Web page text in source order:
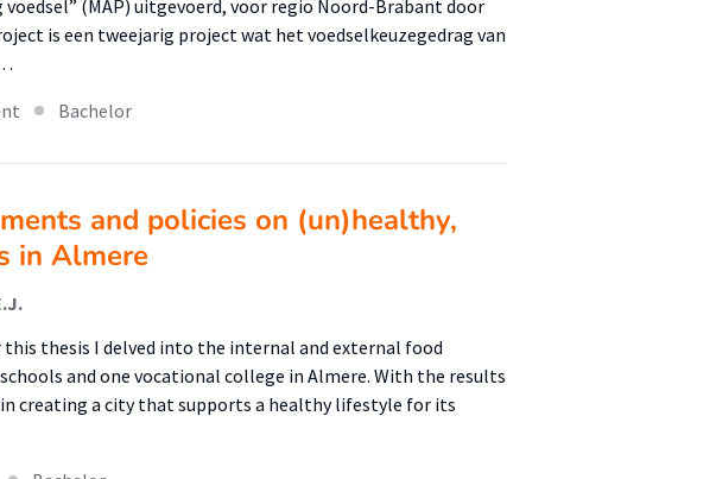
(MAP) uitgevoerd, voor regio Noord-Brabant door
is een tweejarig project wat het voedselkeuzegedrag van
Bachelor
and policies on (un)healthy,
in Almere
this thesis I delved into the internal and external food
and one vocational college in Almere. With the results
creating a city that supports a healthy lifestyle for its